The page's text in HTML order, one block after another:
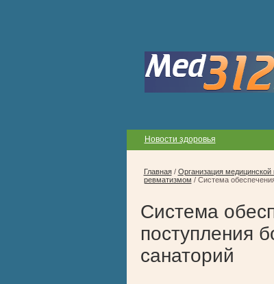
Новости здоровья
Главная/ Организация
ревматизмом / Система
Система
поступления
санаторий